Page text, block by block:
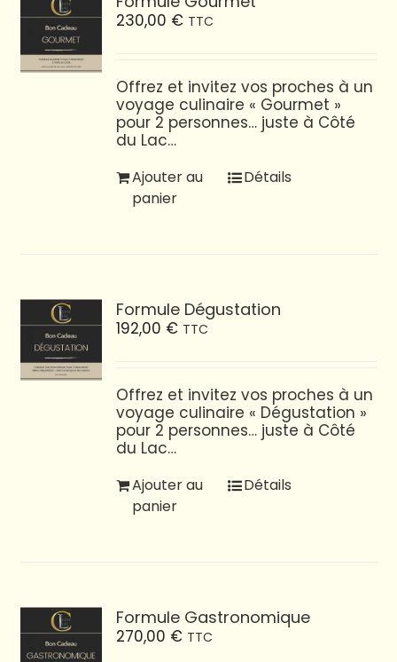
230,00 € TTC
Offrez et invitez vos proches à un
voyage culinaire « Gourmet »
pour 2 personnes… juste à Côté
du Lac…
Ajouter au
panier
Détails
Formule Dégustation
192,00 € TTC
Offrez et invitez vos proches à un
voyage culinaire « Dégustation »
pour 2 personnes… juste à Côté
du Lac…
Ajouter au
panier
Détails
Formule Gastronomique
270,00 € TTC